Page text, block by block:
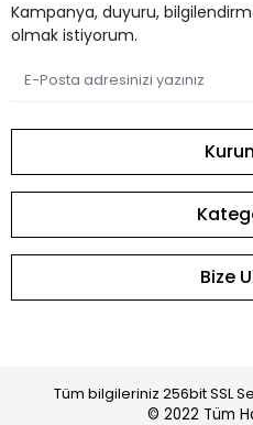
Kampanya, duyuru,
olmak istiyorum.
Bize
Tüm bilgileriniz 256bit SSL
© 2022 Tüm